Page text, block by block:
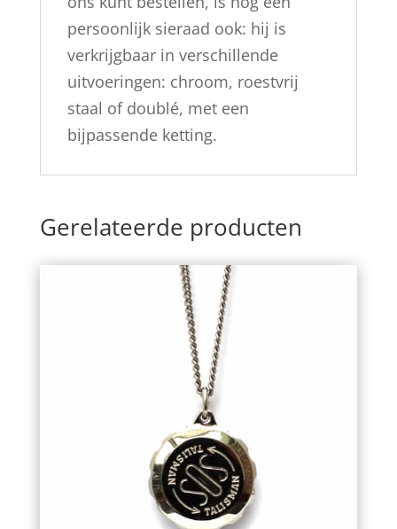
persoonlijk sieraad ook: hij is
verkrijgbaar in verschillende
uitvoeringen: chroom, roestvrij
staal of doublé, met een
bijpassende ketting.
Gerelateerde producten